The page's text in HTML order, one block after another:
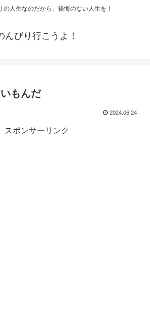
の人生なのだから、後悔のない人生を！
んびり行こうよ！
もんだ
2024.06.24
スポンサーリンク